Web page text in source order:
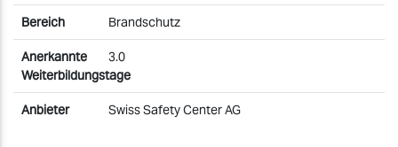
Brandschutz
3.0
Swiss Safety Center AG